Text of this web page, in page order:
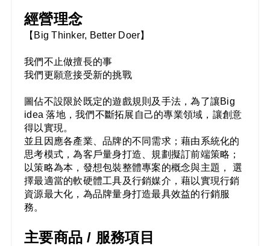
經營理念
【Big Thinker, Better Doer】
我們不止做擅長的事
我們更願意接受新的挑戰
圖佔不設限於既定的遊戲規則及手法，為了讓Big
idea 落地，我們不斷拓展自己的專業領域，讓創意
得以實現。
並且因應各產業、品牌的不同需求；藉由系統化的
思考模式，為客戶量身打造、規劃擬訂前端策略；
以策略為本，發想包裝整體專案的概念與主題， 選
擇最適當的軟硬體工具及行銷媒介，藉以實現行銷
資源最大化，為品牌量身打造最具效益的行銷服
務。
主要商品 / 服務項目